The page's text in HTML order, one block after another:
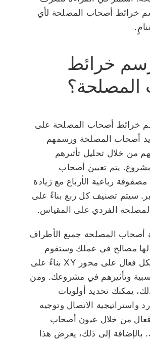
خرائط أصحاب المصلحة لأي
خرائط
خرائط أصحاب المصلحة على
أصحاب المصلحة ورسمهم
من خلال تحليل تأثيرهم
يتم تعيين أصحاب
رباعية الأرباع مع زيادة
سيتم تصنيف كل ربع بناءً على
الفردي على المقياس.
أصحاب المصلحة جميع الأطراف
لها مصالح في عملك وستقوم
بمواءمتهم بشكل فعال على محور XY بناءً على
وتأثيرهم في مشروعك. ومن
يمكنك تحديد أولويات
واستراتيجية الاتصال وتوجيه
فعال من خلال عيون أصحاب
بالإضافة إلى ذلك، يعرض هذا